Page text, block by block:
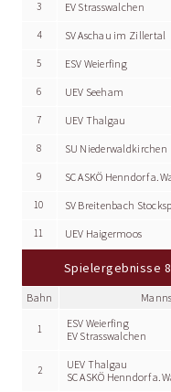
3 EV Strasswalchen
4 SV Aschau im Zillertal
5 ESV Weierfing
6 UEV Seeham
7 UEV Thalgau
8 SU Niederwaldkirchen
9 SC ASKÖ Henndorf
10 SV Breitenbach
11 UEV Haigermoos
Spielergebnisse
Bahn
1
ESV Weierfing
EV Strasswalchen
2
UEV Thalgau
SC ASKÖ Henndorf